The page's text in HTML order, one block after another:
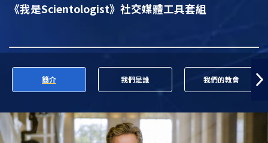
《我是Scientologist》 社交媒體工具套組
簡介 我們是誰 我們的教會